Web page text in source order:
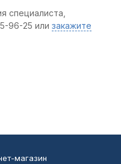
специалиста,
96-25 или закажите
магазин